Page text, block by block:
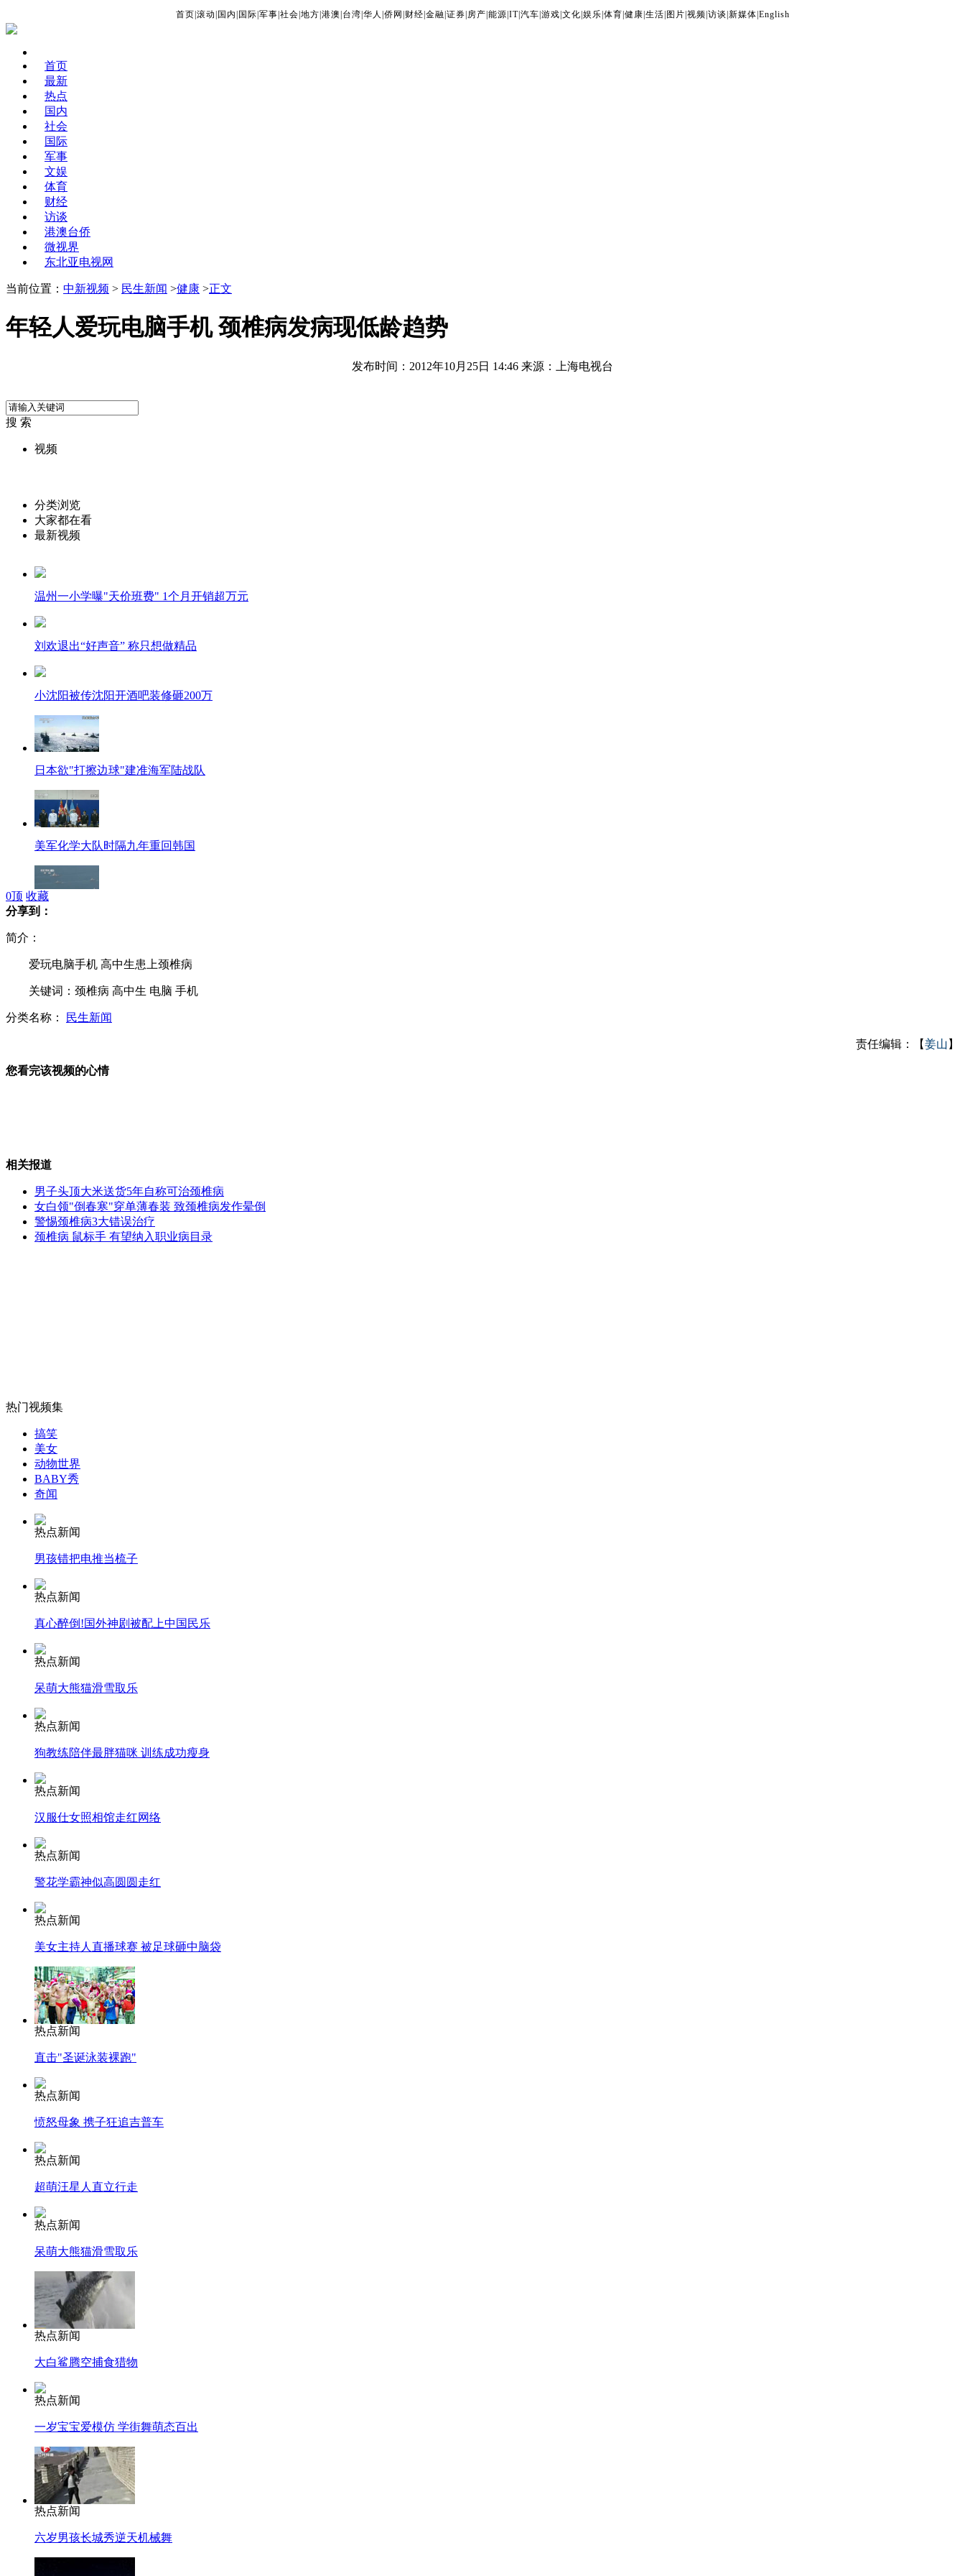
首页 滚动 国内 国际 军事 社会 地方 港澳 台湾 华人 侨网 财经 金融 证券 房产 能源 IT| 汽车 游戏 文化 娱乐 体育 健康 生活 图片 视频 访谈 新媒体 English
首页
最新
热点
国内
社会
国际
军事
文娱
体育
财经
访谈
港澳台侨
微视界
东北亚电视网
当前位置： 中新视频 > 民生新闻 >健康 >正文
年轻人爱玩电脑手机 颈椎病发病现低龄趋势
发布时间：2012年10月25日 14:46 来源：上海电视台
搜 索
视频
分类浏览
大家都在看
最新视频
温州一小学曝"天价班费" 1个月开销超万元
刘欢退出“好声音” 称只想做精品
小沈阳被传沈阳开酒吧装修砸200万
日本欲"打擦边球"建准海军陆战队
美军化学大队时隔九年重回韩国
韩国"护国演习"范围覆盖全境
美国女子自导自演绑架案
夫妻结婚离婚四次只为收回人情费
欧洲南方天文台发布最新银河高清图片
山西运城恶犬咬伤多人 警民合力深夜将其击毙
外交部：有关国家言论片面不公正
安徽一实载49人客车翻车
消防员救轻生者 花炮节热闹非凡 减压"枕头大战"
司机酒驾遇交警 急速倒车逃窜
0顶 收藏
分享到：
简介：
爱玩电脑手机 高中生患上颈椎病
关键词：颈椎病 高中生 电脑 手机
分类名称： 民生新闻
责任编辑：【姜山 】
您看完该视频的心情
相关报道
男子头顶大米送货5年自称可治颈椎病
女白领"倒春寒"穿单薄春装 致颈椎病发作晕倒
警惕颈椎病3大错误治疗
颈椎病 鼠标手 有望纳入职业病目录
热门视频集
搞笑
美女
动物世界
BABY秀
奇闻
热点新闻
男孩错把电推当梳子
热点新闻
真心醉倒!国外神剧被配上中国民乐
热点新闻
呆萌大熊猫滑雪取乐
热点新闻
狗教练陪伴最胖猫咪 训练成功瘦身
热点新闻
汉服仕女照相馆走红网络
热点新闻
警花学霸神似高圆圆走红
热点新闻
美女主持人直播球赛 被足球砸中脑袋
热点新闻
直击"圣诞泳装裸跑"
热点新闻
愤怒母象 携子狂追吉普车
热点新闻
超萌汪星人直立行走
热点新闻
呆萌大熊猫滑雪取乐
热点新闻
大白鲨腾空捕食猎物
热点新闻
一岁宝宝爱模仿 学街舞萌态百出
热点新闻
六岁男孩长城秀逆天机械舞